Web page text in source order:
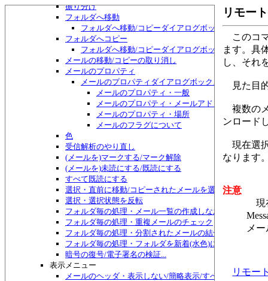
振り分け
フォルダへ移動
フォルダへ移動/コピーダイアログボックス
フォルダへコピー
フォルダへ移動/コピーダイアログボックス
メールの移動/コピーの取り消し
メールのプロパティ
メールのプロパティダイアログボックス
メールのプロパティ・一般
メールのプロパティ・メールアドレス
メールのプロパティ・場所
メールのフラグについて
色
受信解析のやり直し
(メールを)マークする/マーク解除
(メールを)未読にする/既読にする
すべて既読にする
選択・直前に移動/コピーされたメールを選択
選択・選択状態を反転
フォルダ毎の処理・メール一覧の作成しなおし
フォルダ毎の処理・重複メールのチェック
フォルダ毎の処理・分割されたメールの結合
フォルダ毎の処理・フォルダを新着(水色)にする
暗号の復号/電子署名の検証...
表示メニュー
メールのヘッダ・表示しない/簡略表示/すべて表示/切り
リモー
このコ
ます。具
し、それ
見た目
複数の
ンロード
現在選
なります
注意
現
メ
リモー